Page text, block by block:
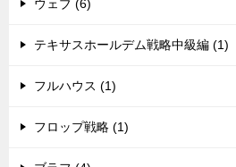
ウェブ (6)
テキサスホールデム戦略中級編 (1)
フルハウス (1)
フロップ戦略 (1)